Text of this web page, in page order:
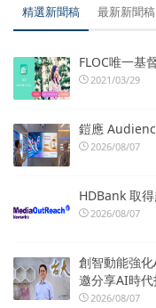
精選新聞稿 最新新聞稿
FLOC唯一基
2021/03/29
鎧應
2026/08/07
HDBank 取
2026/08/07
創智動能強
邀分享AI時
2026/08/07